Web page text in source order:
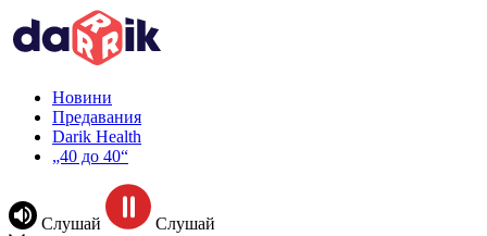
Новини
Предавания
Darik Health
„40 до 40“
Слушай Слушай